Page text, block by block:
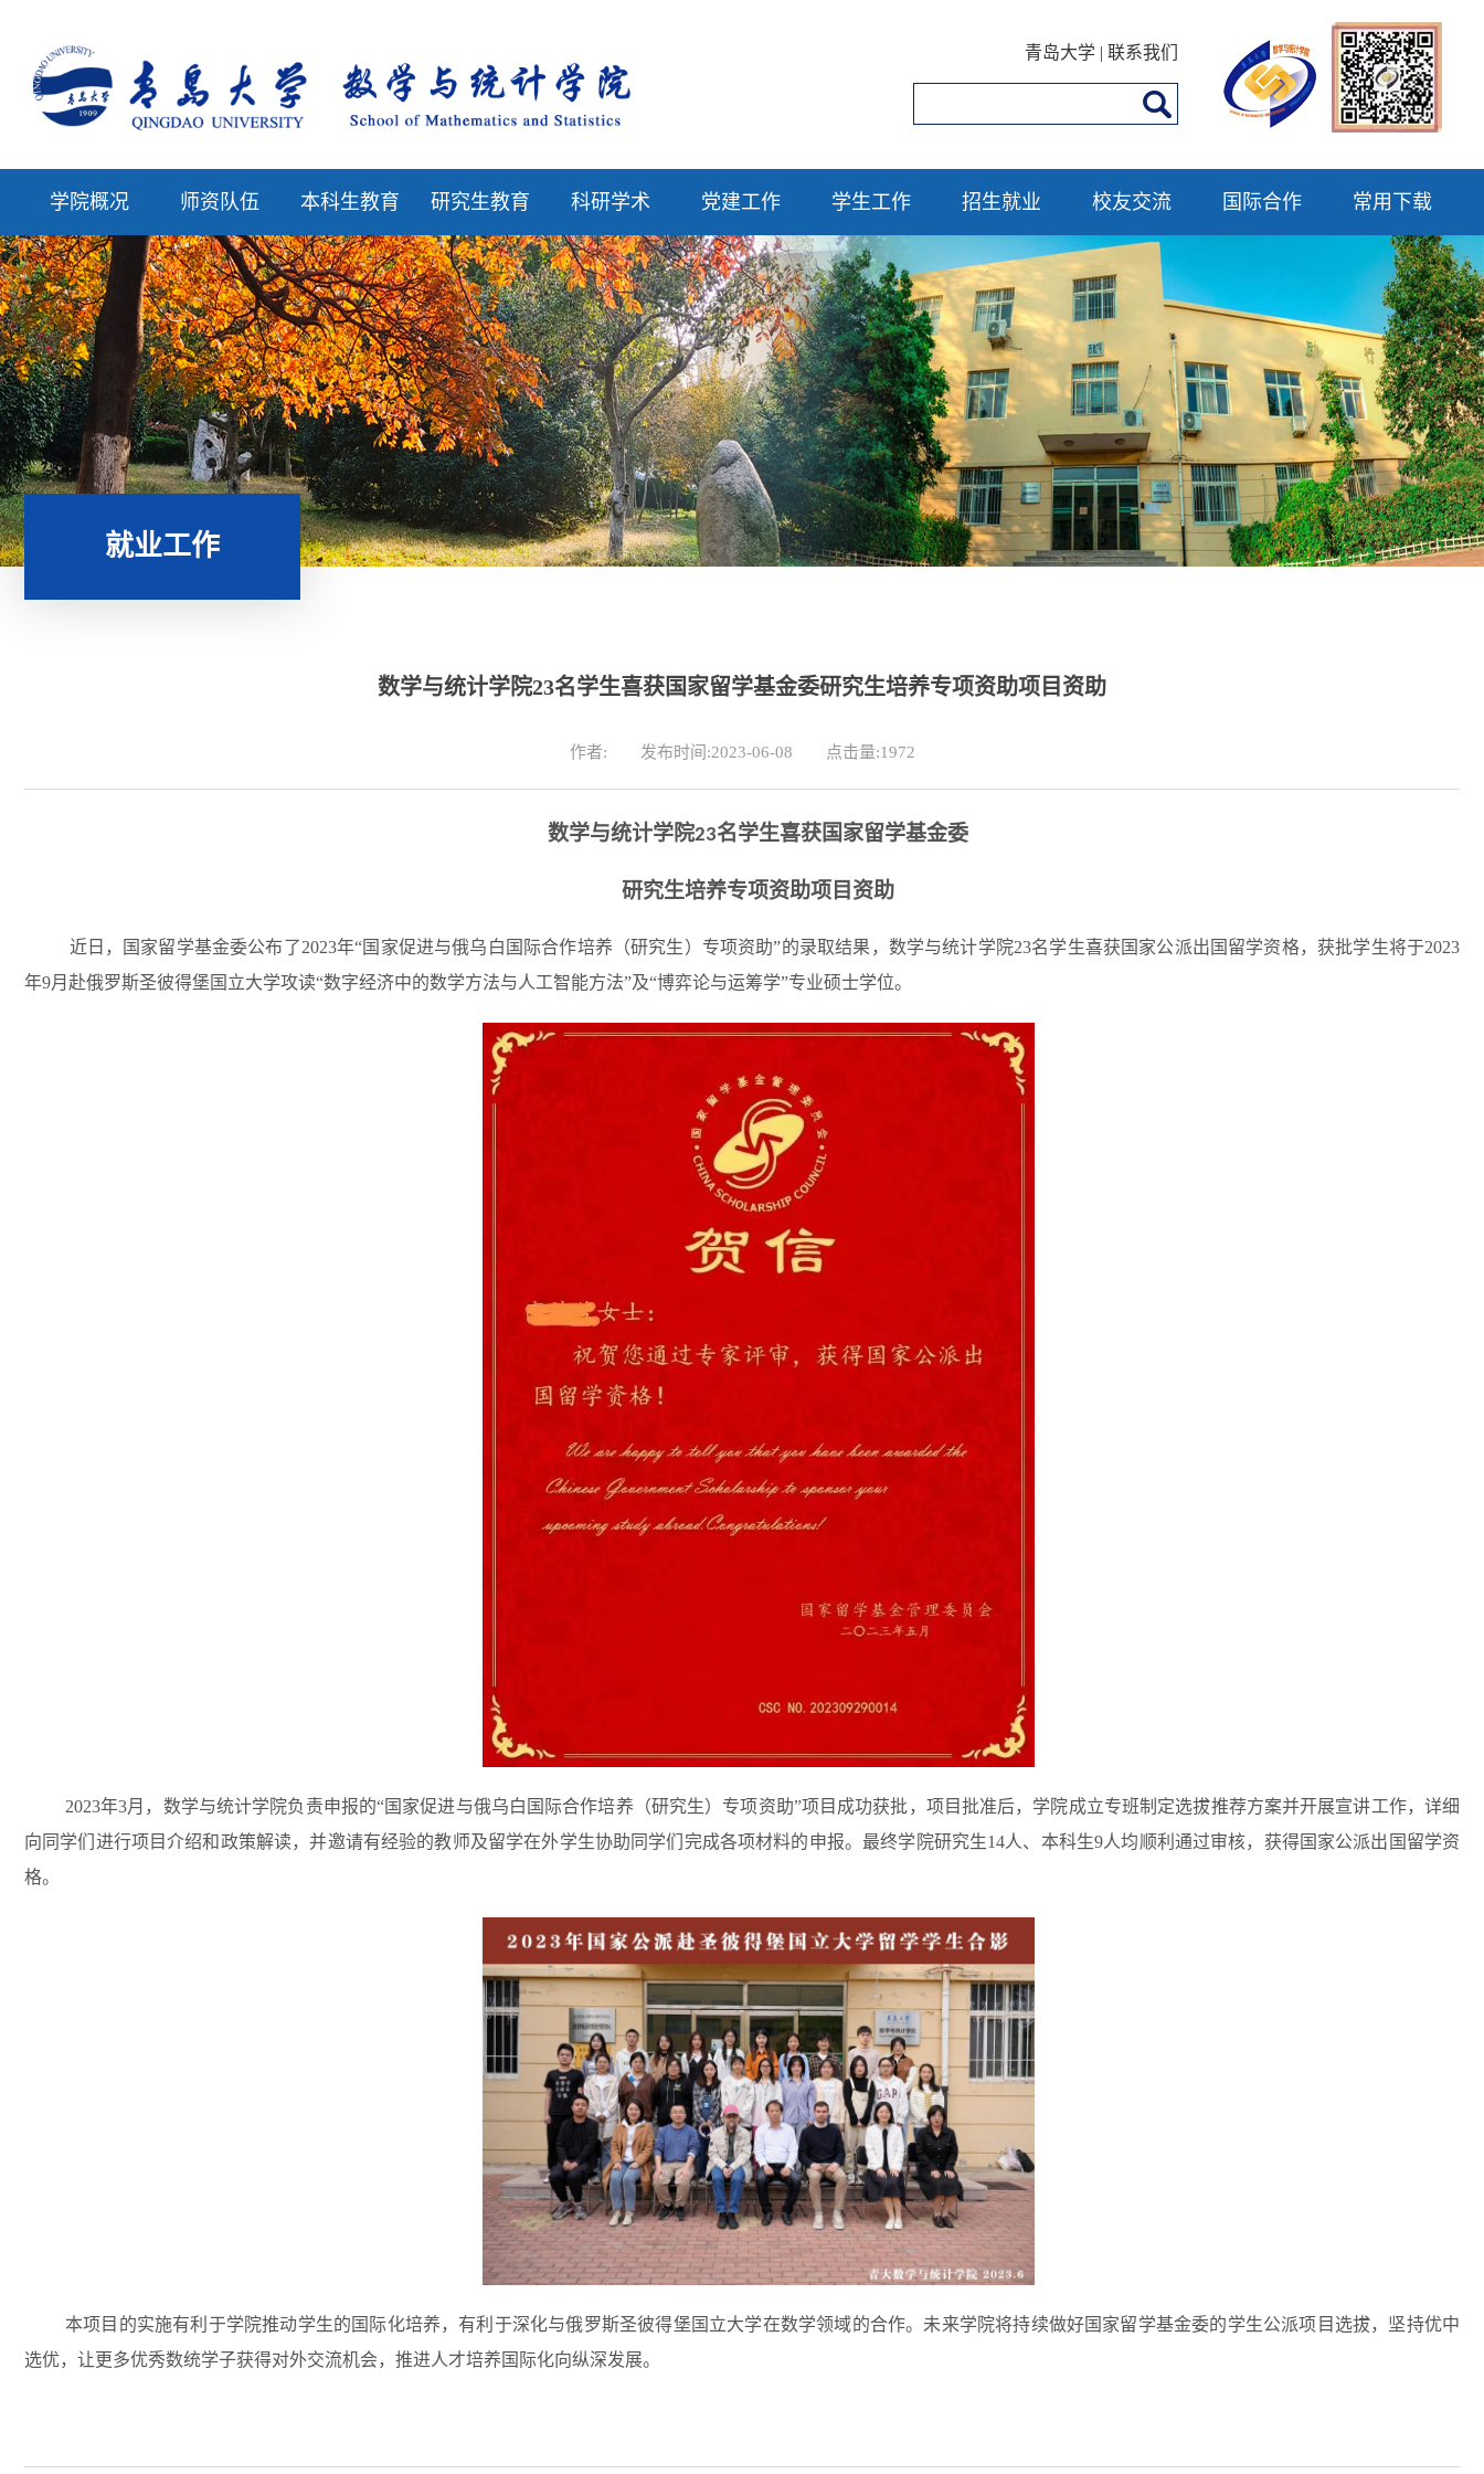
青岛大学 | 联系我们
学院概况 师资队伍 本科生教育 研究生教育 科研学术 党建工作 学生工作 招生就业 校友交流 国际合作 常用下载
就业工作
数学与统计学院23名学生喜获国家留学基金委研究生培养专项资助项目资助
作者: 发布时间:2023-06-08 点击量:1972
数学与统计学院23名学生喜获国家留学基金委
研究生培养专项资助项目资助
近日，国家留学基金委公布了2023年“国家促进与俄乌白国际合作培养（研究生）专项资助”的录取结果，数学与统计学院23名学生喜获国家公派出国留学资格，获批学生将于2023
年9月赴俄罗斯圣彼得堡国立大学攻读“数字经济中的数学方法与人工智能方法”及“博弈论与运筹学”专业硕士学位。
2023年3月，数学与统计学院负责申报的“国家促进与俄乌白国际合作培养（研究生）专项资助”项目成功获批，项目批准后，学院成立专班制定选拔推荐方案并开展宣讲工作， 详细
向同学们进行项目介绍和政策解读，并邀请有经验的教师及留学在外学生协助同学们完成各项材料的申报。最终学院研究生14人、本科生9人均顺利通过审核，获得国家公派出国留学资
格。
本项目的实施有利于学院推动学生的国际化培养，有利于深化与俄罗斯圣彼得堡国立大学在数学领域的合作。未来学院将持续做好国家留学基金委的学生公派项目选拔，坚持优中
选优，让更多优秀数统学子获得对外交流机会，推进人才培养国际化向纵深发展。